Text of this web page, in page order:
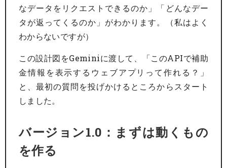
なデータをリクエストできるのか」「どんなデー
タが返ってくるのか」がわかります。（私はよく
わからないですが）
この設計図をGeminiに渡して、「このAPIで補助
金情報を表示するウェブアプリって作れる？」
と、最初の質問を投げかけるところからスタート
しました。
バージョン1.0：まずは動くもの
を作る